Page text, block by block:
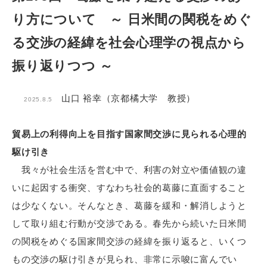
り方について ～ 日米間の関税をめぐ
る交渉の経緯を社会心理学の視点から
振り返りつつ ～
2025.8.5 山口 裕幸（京都橘大学 教授）
貿易上の利得向上を目指す国家間交渉に見られる心理的
駆け引き
我々が社会生活を営む中で、利害の対立や価値観の違
いに起因する衝突、すなわち社会的葛藤に直面すること
は少なくない。そんなとき、葛藤を緩和・解消しようと
して取り組む行動が交渉である。春先から続いた日米間
の関税をめぐる国家間交渉の経緯を振り返ると、いくつ
もの交渉の駆け引きが見られ、非常に示唆に富んでい